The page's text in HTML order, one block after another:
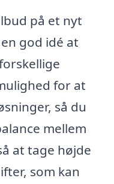
på et nyt
god idé at
for at
så du
mellem
at tage højde
som kan